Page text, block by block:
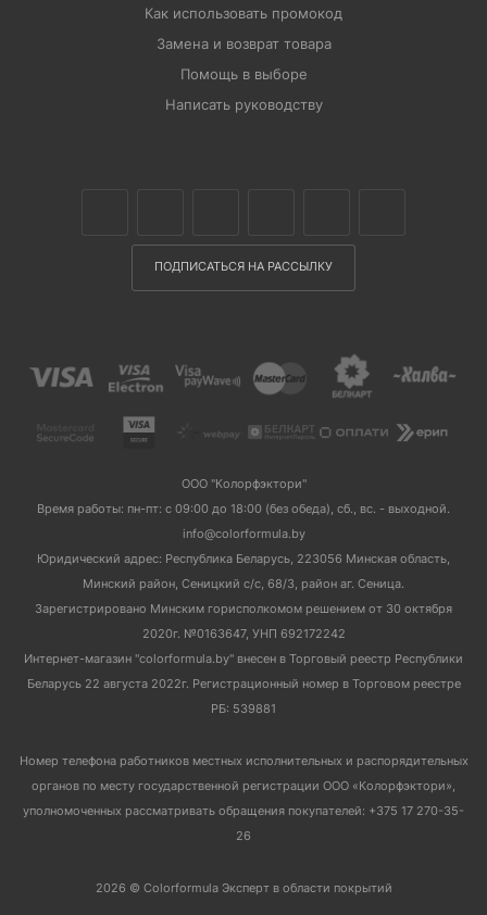
Как использовать промокод
Замена и возврат товара
Помощь в выборе
Написать руководству
ПОДПИСАТЬСЯ НА РАССЫЛКУ
ООО "Колорфэктори"
Время работы: пн-пт: с 09:00 до 18:00 (без обеда), сб., вс. - выходной.
info@colorformula.by
Юридический адрес: Республика Беларусь, 223056 Минская область,
Минский район, Сеницкий с/с, 68/3, район аг. Сеница.
Зарегистрировано Минским горисполкомом решением от 30 октября
2020г. №0163647, УНП 692172242
Интернет-магазин "colorformula.by" внесен в Торговый реестр Республики
Беларусь 22 августа 2022г. Регистрационный номер в Торговом реестре
РБ: 539881
Номер телефона работников местных исполнительных и распорядительных
органов по месту государственной регистрации ООО «Колорфэктори»,
уполномоченных рассматривать обращения покупателей: +375 17 270-35-
26
2026 © Colorformula Эксперт в области покрытий